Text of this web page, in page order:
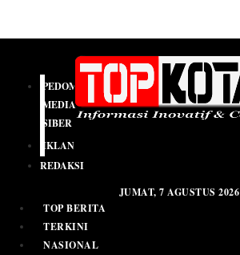
PEDOMAN
MEDIA
SIBER
IKLAN
REDAKSI
JUMAT, 7 AGUSTUS 2026
TOP BERITA
TERKINI
NASIONAL